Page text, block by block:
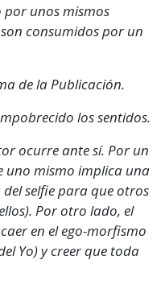
unos mismos
consumidos por un
de la Publicación.
los sentidos.
ocurre ante sí. Por un
uno mismo implica una
selfie para que otros
Por otro lado, el
en el ego-morfismo
Yo) y creer que toda